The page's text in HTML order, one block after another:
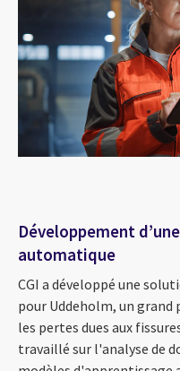
Développement
automatique
CGI a développé une
pour Uddeholm, un grand
les pertes dues aux
travaillé sur l'analyse de